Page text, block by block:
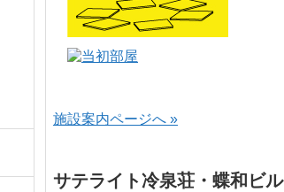
施設案内ページへ »
サテライト冷泉荘・蝶和ビル